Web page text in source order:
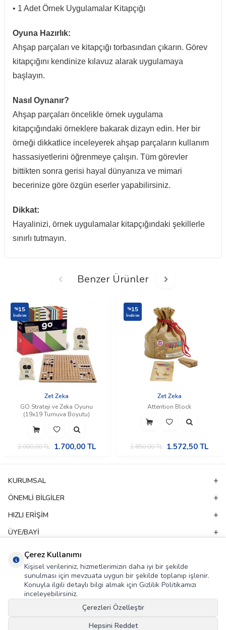
• 1 Adet Örnek Uygulamalar Kitapçığı
Oyuna Hazırlık:
Ahşap parçaları ve kitapçığı torbasından çıkarın. Görev
kitapçığını kendinize kılavuz alarak uygulamaya
başlayın.
Nasıl Oynanır?
Ahşap parçaları öncelikle örnek uygulama
kitapçığındaki örneklere bakarak dizayn edin. Her bir
örneği dikkatlice inceleyerek ahşap parçaların kullanım
hassasiyetlerini öğrenmeye çalışın. Tüm görevler
bittikten sonra gerisi hayal dünyanıza ve mimari
becerinize göre özgün eserler yapabilirsiniz.
Dikkat:
Hayalinizi, örnek uygulamalar kitapçığındaki şekillerle
sınırlı tutmayın.
Benzer Ürünler
%15
İndirim
Zet Zeka
GO Strateji ve Zeka Oyunu
(19x19 Turnuva Boyutu)
2.000,00TL 1.700,00TL
%15
İndirim
Zet Zeka
Attention Block
1.850,00TL 1.572,50 TL
KURUMSAL
ÖNEMLI BILGILER
HIZLI ERIŞIM
ÜYE/BAYI
E-Bülten Aboneliği
Kampanya ve yeniliklerden haberdar olmak için e-bültenimize abone olun!
Çerez Kullanımı
Kişisel verileriniz, hizmetlerimizin daha iyi bir şekilde
sunulması için mevzuata uygun bir şekilde toplanıp işlenir.
Konuyla ilgili detaylı bilgi almak için Gizlilik Politikamızı
inceleyebilirsiniz.
Çerezleri Özelleştir
Hepsini Reddet